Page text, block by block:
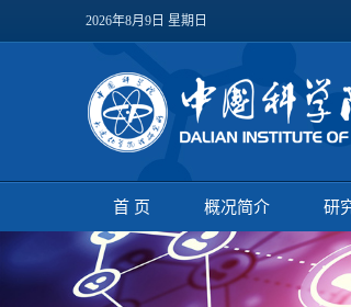
2026年8月9日 星期日
首 页 概况简介 研